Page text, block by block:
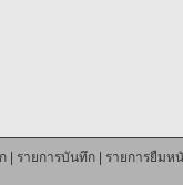
| รายการบันทึก| รายการยืมห